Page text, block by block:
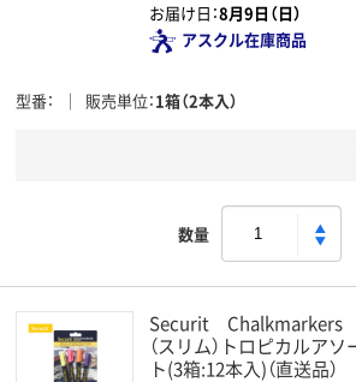
お届け日：8月9日（日）
アスクル在庫商品
型番 販売単位 1箱（2本入）
数量
Securit Chalkmarkers
（スリム）トロピカルア
ト(3箱:12本入)（直送品）